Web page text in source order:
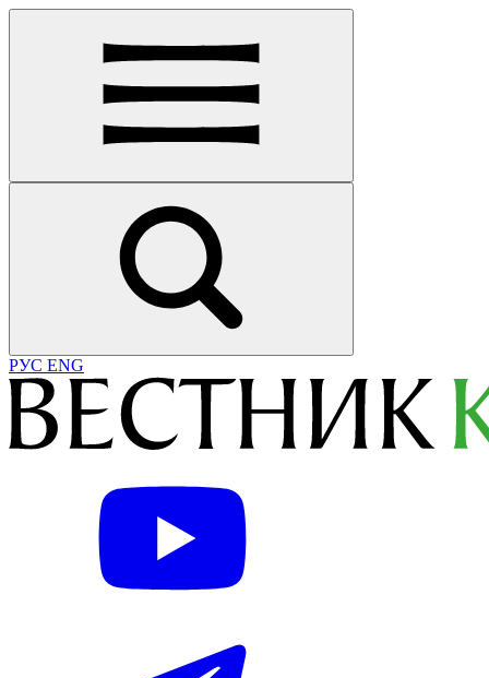
РУС ENG